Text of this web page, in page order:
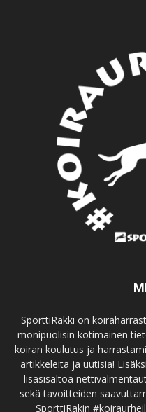
SporttiRakki on
monipuolisin kotimainen
koiran koulutus ja
artikkeleita ja uutisia!
lisäsisältöä
sekä tavoitteiden
SporttiRakin